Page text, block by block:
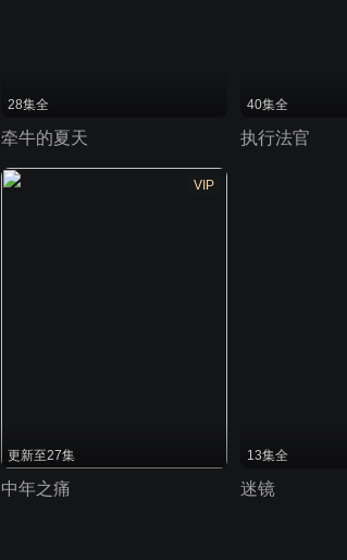
28集全
牵牛的夏天
40集全
执行法官
VIP
更新至27集
中年之痛
13集全
迷镜